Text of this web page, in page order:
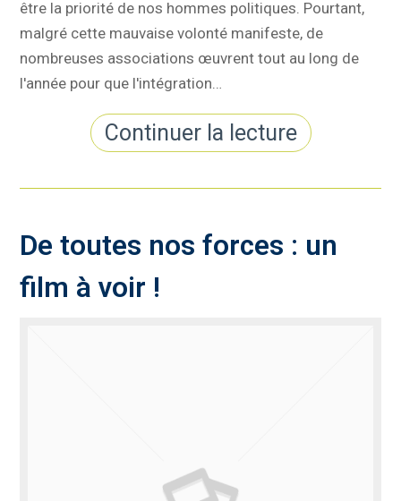
être la priorité de nos hommes politiques. Pourtant,
malgré cette mauvaise volonté manifeste, de
nombreuses associations œuvrent tout au long de
l'année pour que l'intégration…
Continuer la lecture
De toutes nos forces : un
film à voir !